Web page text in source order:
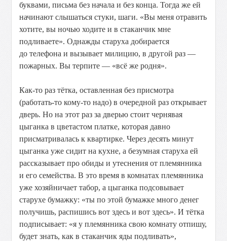
буквами, письма без начала и без конца. Тогда же ей
начинают слышаться стуки, шаги. «Вы меня отравить
хотите, вы ночью ходите и в стаканчик мне
подливаете». Однажды старуха добирается
до телефона и вызывает милицию, в другой раз —
пожарных. Вы терпите — «всё же родня».
Как-то раз тётка, оставленная без присмотра
(работать-то кому-то надо) в очередной раз открывает
дверь. Но на этот раз за дверью стоит чернявая
цыганка в цветастом платке, которая давно
присматривалась к квартирке. Через десять минут
цыганка уже сидит на кухне, а безумная старуха ей
рассказывает про обиды и утеснения от племянника
и его семейства. В это время в комнатах племянника
уже хозяйничает табор, а цыганка подсовывает
старухе бумажку: «ты по этой бумажке много денег
получишь, распишись вот здесь и вот здесь». И тётка
подписывает: «я у племянника свою комнату отпишу,
будет знать, как в стаканчик яды подливать»,